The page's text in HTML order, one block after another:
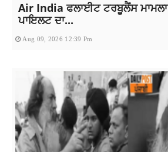
Air India ਫਲਾਈਟ ਟਰਬੂਲੈਂਸ
ਪਾਇਲਟ ਦਾ...
Aug 09, 2026 12:39 Pm